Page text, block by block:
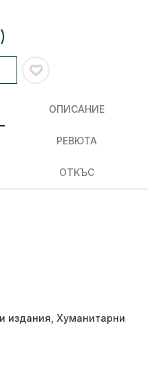
ОПИСАНИЕ
РЕВЮТА
ОТКЪС
издания Хуманитарни